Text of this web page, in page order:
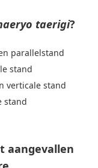
taerigi?
parallelstand
stand
verticale stand
stand
aangevallen